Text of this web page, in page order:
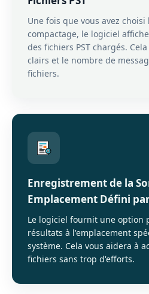
Une fois que vous avez
compactage, le logiciel
des fichiers PST chargés.
clairs et le nombre de
fichiers.
Enregistrement de la
Emplacement Défini
Le logiciel fournit une option
résultats à l'emplacement
système. Cela vous aidera à
fichiers sans trop d'efforts.